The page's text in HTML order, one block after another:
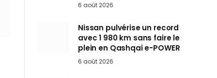
6 août 2026
Nissan pulvérise un record
avec 1 980 km sans faire le
plein en Qashqai e-POWER
6 août 2026